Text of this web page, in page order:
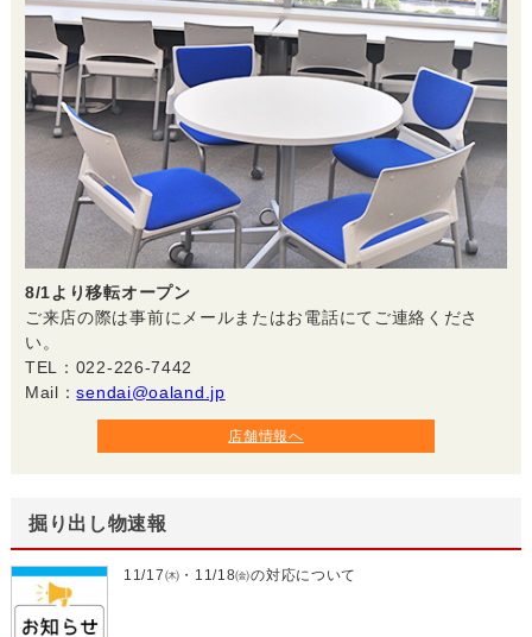
8/1より移転オープン
ご来店の際は事前にメールまたはお電話にてご連絡くださ
い。
TEL：022-226-7442
Mail：sendai@oaland.jp
店舗情報へ
掘り出し物速報
11/17㈭・11/18㈮の対応について